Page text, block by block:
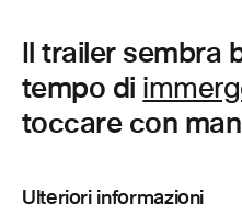
Il trailer sembra
tempo di
toccare con
Ulteriori informazioni